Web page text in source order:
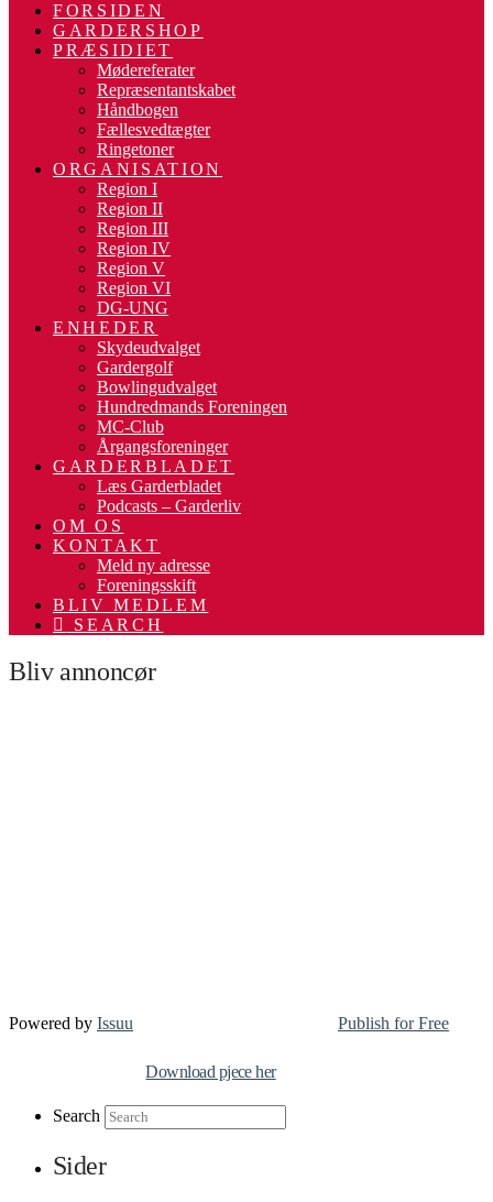
FORSIDEN
GARDERSHOP
PRÆSIDIET
Mødereferater
Repræsentantskabet
Håndbogen
Fællesvedtægter
Ringetoner
ORGANISATION
Region I
Region II
Region III
Region IV
Region V
Region VI
DG-UNG
ENHEDER
Skydeudvalget
Gardergolf
Bowlingudvalget
Hundredmands Foreningen
MC-Club
Årgangsforeninger
GARDERBLADET
Læs Garderbladet
Podcasts – Garderliv
OM OS
KONTAKT
Meld ny adresse
Foreningsskift
BLIV MEDLEM
SEARCH
Bliv annoncør
Powered by Issuu Publish for Free
Download pjece her
Search
Sider